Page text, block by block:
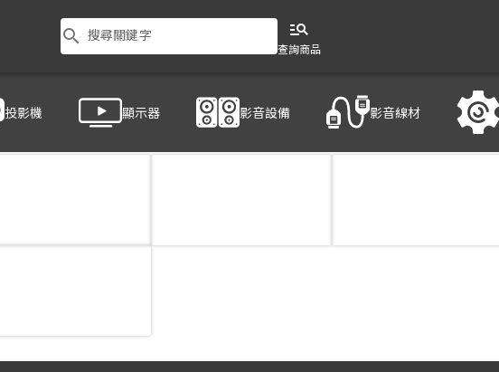
search 搜尋關鍵字 manage_search
查詢商品
投影機 顯示器 影音設備 影音線材